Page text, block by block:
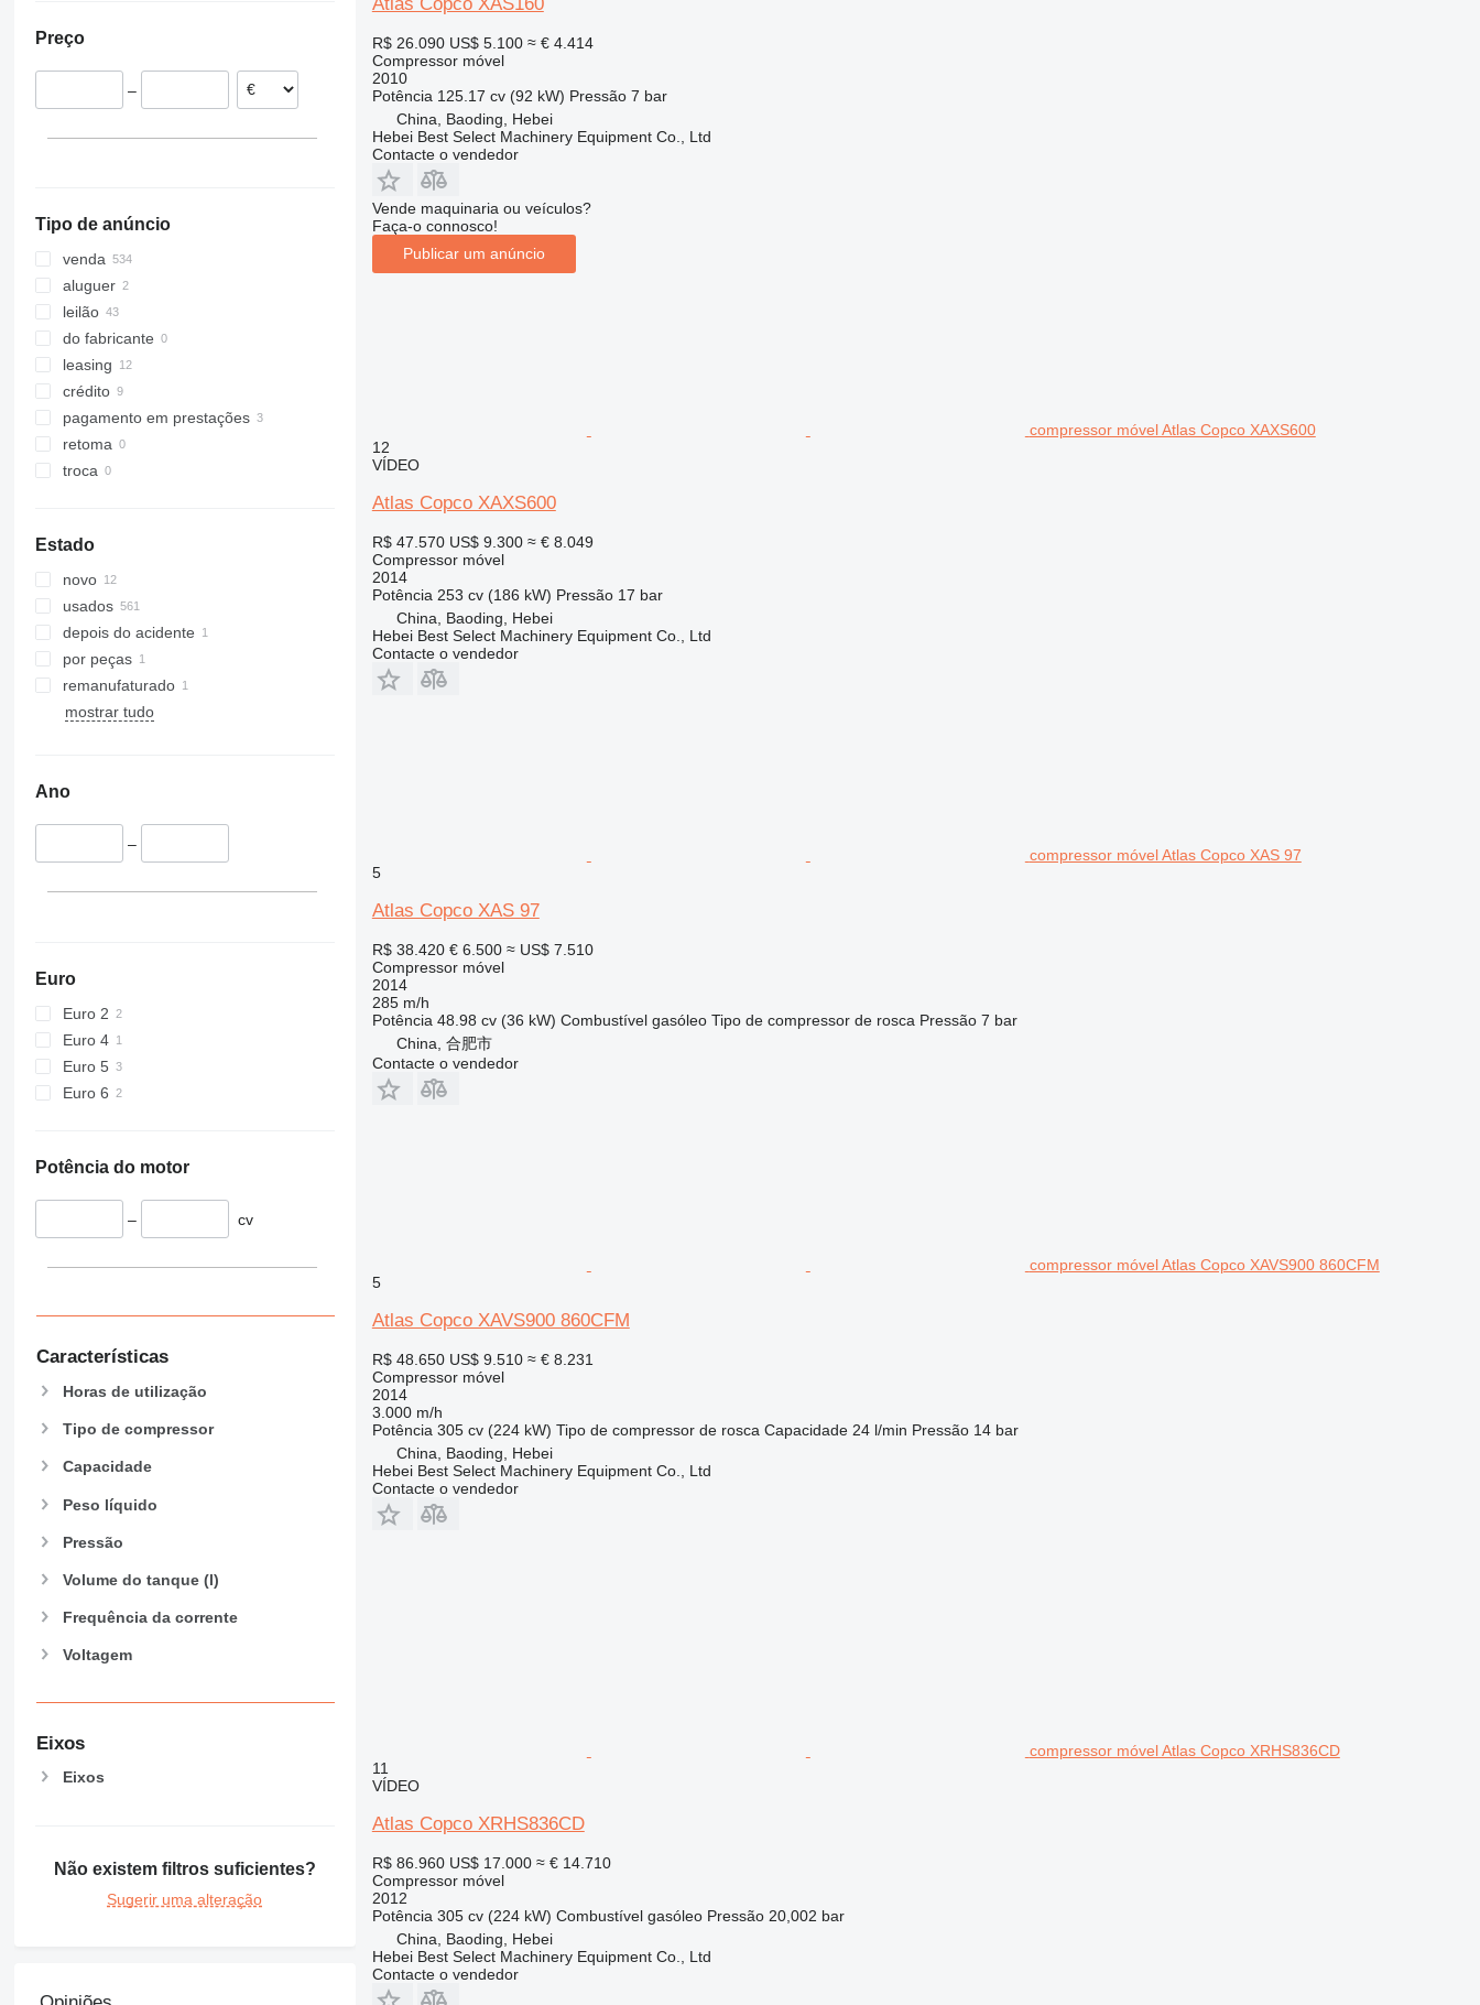
XAS 186
Espanha
Suécia
Marrocos
Preço
–
Tipo de anúncio
venda
aluguer
leilão
do fabricante
leasing
crédito
pagamento em prestações
retoma
troca
Estado
novo
usados
depois do acidente
por peças
remanufaturado
mostrar tudo
Ano
–
Euro
Euro 2
Euro 4
Euro 5
Euro 6
Potência do motor
– cv
Características
Horas de utilização
Tipo de compressor
Capacidade
Peso líquido
Pressão
Volume do tanque (l)
Frequência da corrente
Voltagem
Eixos
Eixos
Não existem filtros suficientes?
Sugerir uma alteração
R$ 26.090 US$ 5.100 ≈ € 4.414
Compressor móvel
2010
Potência 125.17 cv (92 kW) Pressão 7 bar
China, Baoding, Hebei
Hebei Best Select Machinery Equipment Co., Ltd
Contacte o vendedor
Vende maquinaria ou veículos?
Faça-o connosco!
Publicar um anúncio
compressor móvel Atlas Copco XAXS600
12
VÍDEO
Atlas Copco XAXS600
R$ 47.570 US$ 9.300 ≈ € 8.049
Compressor móvel
2014
Potência 253 cv (186 kW) Pressão 17 bar
China, Baoding, Hebei
Hebei Best Select Machinery Equipment Co., Ltd
Contacte o vendedor
compressor móvel Atlas Copco XAS 97
5
Atlas Copco XAS 97
R$ 38.420 € 6.500 ≈ US$ 7.510
Compressor móvel
2014
285 m/h
Potência 48.98 cv (36 kW) Combustível gasóleo Tipo de compressor de rosca Pressão 7 bar
China, 合肥市
Contacte o vendedor
compressor móvel Atlas Copco XAVS900 860CFM
5
Atlas Copco XAVS900 860CFM
R$ 48.650 US$ 9.510 ≈ € 8.231
Compressor móvel
2014
3.000 m/h
Potência 305 cv (224 kW) Tipo de compressor de rosca Capacidade 24 l/min Pressão 14 bar
China, Baoding, Hebei
Hebei Best Select Machinery Equipment Co., Ltd
Contacte o vendedor
compressor móvel Atlas Copco XRHS836CD
11
VÍDEO
Atlas Copco XRHS836CD
R$ 86.960 US$ 17.000 ≈ € 14.710
Compressor móvel
2012
Potência 305 cv (224 kW) Combustível gasóleo Pressão 20,002 bar
China, Baoding, Hebei
Hebei Best Select Machinery Equipment Co., Ltd
Contacte o vendedor